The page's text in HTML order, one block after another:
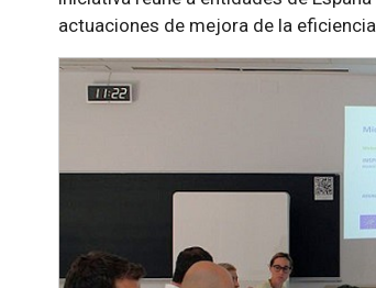
actuaciones de mejora de la